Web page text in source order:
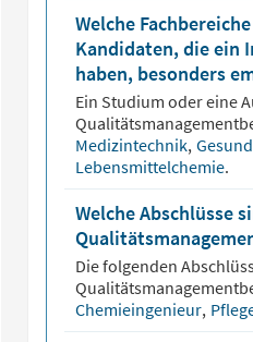
Welche
Kandidaten, die ein
haben, besonders
Ein Studium oder eine
Medizintechnik,
Lebensmittelchemie.
Welche Abschlüsse
Die folgenden
Chemieingenieur,